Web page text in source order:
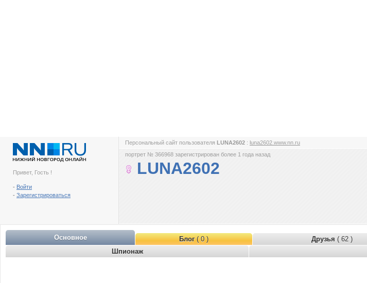
Привет, Гость !
- Войти
- Зарегистрироваться
Персональный сайт пользователя LUNA2602 : luna2602.www.nn.ru
портрет № 366968 зарегистрирован более 1 года назад
LUNA2602
Основное Блог( 0 ) Друзья ( 62 )
Шпионаж